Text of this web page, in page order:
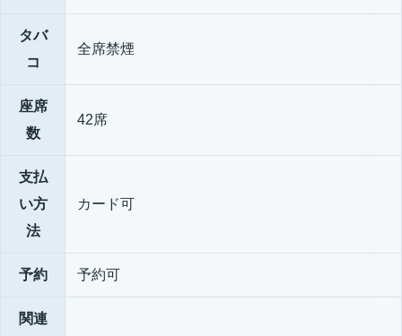
タバ
コ
全席禁煙
座席
数
42席
支払
い方
法
カード可
予約 予約可
関連